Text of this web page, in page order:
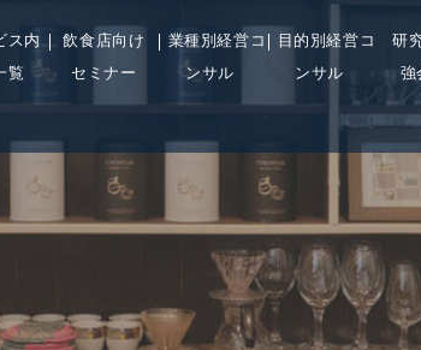
ス内
覧
飲食店向け
セミナー
業種別経営コ
ンサル
目的別経営コ
ンサル
研
強
line
Warning
: Undefined property:
WP_Post_Type::$count
in
/